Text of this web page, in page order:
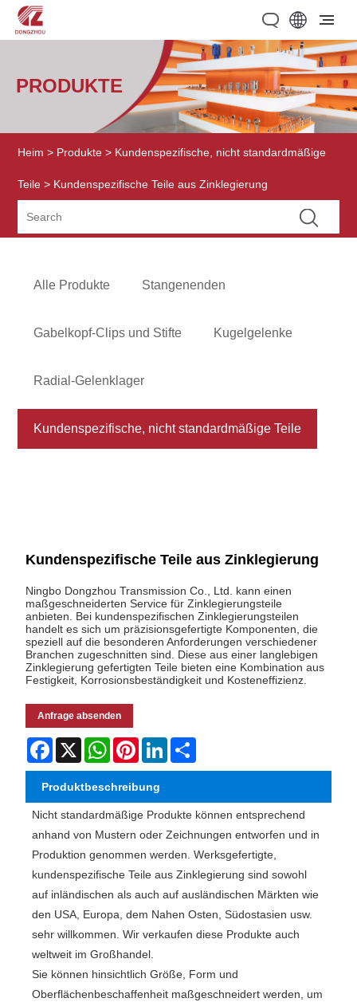
PRODUKTE
Heim > Produkte > Kundenspezifische, nicht standardmäßige
Teile > Kundenspezifische Teile aus Zinklegierung
Alle Produkte Stangenenden
Gabelkopf-Clips und Stifte Kugelgelenke
Radial-Gelenklager
Kundenspezifische, nicht standardmäßige Teile
Kundenspezifische Teile aus Zinklegierung
Ningbo Dongzhou Transmission Co., Ltd. kann einen
maßgeschneiderten Service für Zinklegierungsteile
anbieten. Bei kundenspezifischen Zinklegierungsteilen
handelt es sich um präzisionsgefertigte Komponenten, die
speziell auf die besonderen Anforderungen verschiedener
Branchen zugeschnitten sind. Diese aus einer langlebigen
Zinklegierung gefertigten Teile bieten eine Kombination aus
Festigkeit, Korrosionsbeständigkeit und Kosteneffizienz.
Anfrage absenden
Facebook
X WhatsAppPinterestLinkedIn
Produktbeschreibung
Nicht standardmäßige Produkte können entsprechend
anhand von Mustern oder Zeichnungen entworfen und in
Produktion genommen werden. Werksgefertigte,
kundenspezifische Teile aus Zinklegierung sind sowohl
auf inländischen als auch auf ausländischen Märkten wie
den USA, Europa, dem Nahen Osten, Südostasien usw.
sehr willkommen. Wir verkaufen diese Produkte auch
weltweit im Großhandel.
Sie können hinsichtlich Größe, Form und
Oberflächenbeschaffenheit maßgeschneidert werden, um